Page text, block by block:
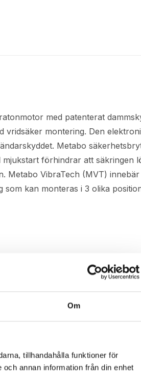
Om
tillhandahålla funktioner för
annan information från din enhet
med patenterat
montering. Den
Metabo
förhindrar att säkringen
Metabo VibraTech (MVT)
kan monteras i 3 olika